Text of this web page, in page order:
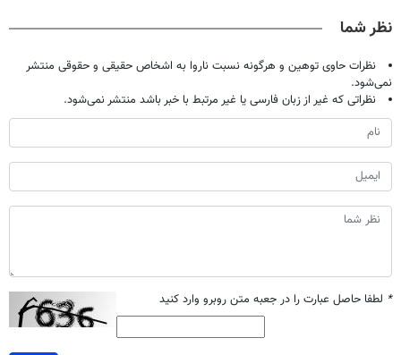
نظر شما
نظرات حاوی توهین و هرگونه نسبت ناروا به اشخاص حقیقی و حقوقی منتشر
نمی‌شود.
نظراتی که غیر از زبان فارسی یا غیر مرتبط با خبر باشد منتشر نمی‌شود.
* لطفا حاصل عبارت را در جعبه متن روبرو وارد کنید